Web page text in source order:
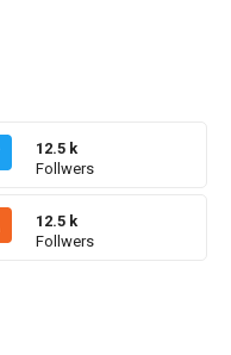
12.5 k
Follwers
12.5 k
Follwers